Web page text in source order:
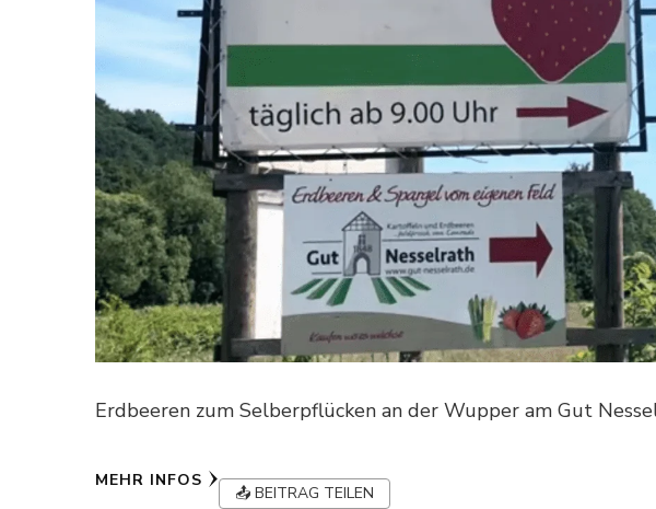
Erdbeeren zum Selberpflücken an der Wupper am Gut
MEHR INFOS
📤 BEITRAG TEILEN